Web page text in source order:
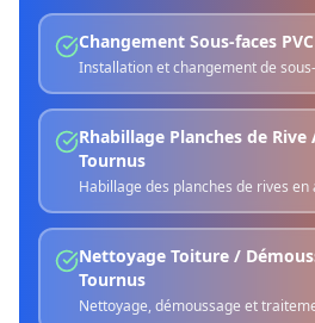
Changement Sous-faces PVC
Installation et changement de
Rhabillage Planches de
Tournus
Habillage des planches de rives
Nettoyage Toiture /
Tournus
Nettoyage, démoussage et